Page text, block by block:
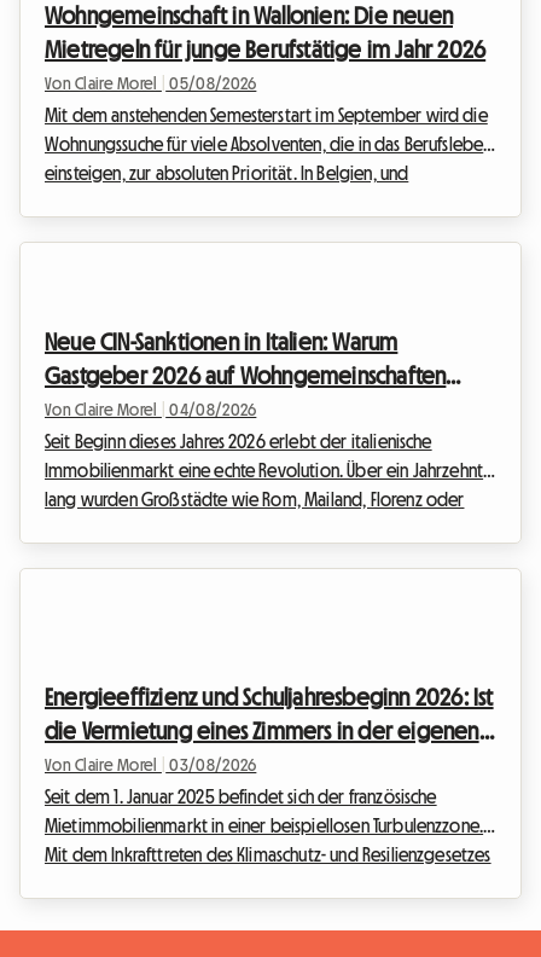
Gesetzgebung rund um die Vermietung und das Wohnen in
einer Wohngem...
Wohngemeinschaft in Wallonien: Die neuen
Mietregeln für junge Berufstätige im Jahr 2026
Von Claire Morel 05/08/2026
Mit dem anstehenden Semesterstart im September wird die
Wohnungssuche für viele Absolventen, die in das Berufsleben
einsteigen, zur absoluten Priorität. In Belgien, und
Bei Roomlala wissen wir, dass das Zusammenziehen mit
anderen ma...
Neue CIN-Sanktionen in Italien: Warum
Gastgeber 2026 auf Wohngemeinschaften
setzen
Von Claire Morel 04/08/2026
Seit Beginn dieses Jahres 2026 erlebt der italienische
Immobilienmarkt eine echte Revolution. Über ein Jahrzehnt
lang wurden Großstädte wie Rom, Mailand, Florenz oder
von...
Energieeffizienz und Schuljahresbeginn 2026: Ist
die Vermietung eines Zimmers in der eigenen
Wohnung die legale Lösung für Gastgeber?
Von Claire Morel 03/08/2026
Seit dem 1. Januar 2025 befindet sich der französische
Mietimmobilienmarkt in einer beispiellosen Turbulenzzone.
Mit dem Inkrafttreten des Klimaschutz- und Resilienzgesetzes